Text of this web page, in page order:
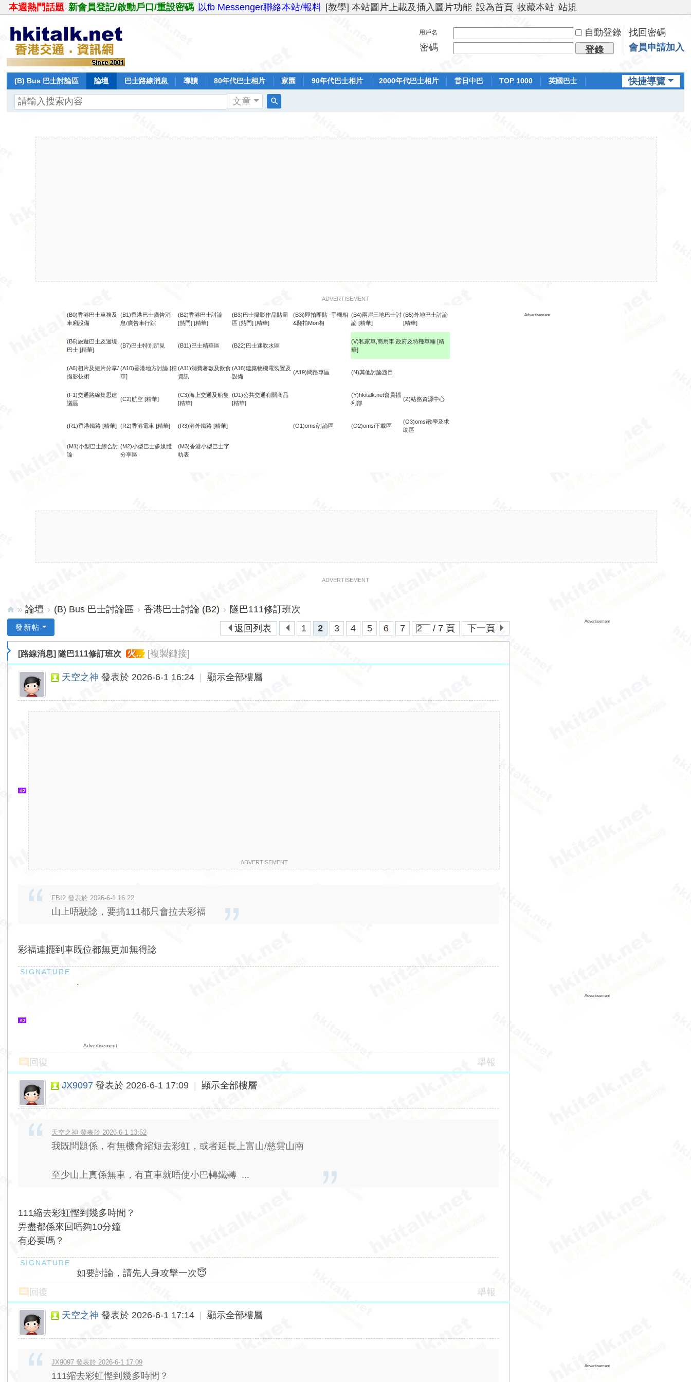
本週熱門話題 新會員登記/啟動戶口/重設密碼 以fb Messenger聯絡本站/報料 [教學] 本站圖片上載及插入圖片功能 設為首頁 收藏本站 站規
用戶名 自動登錄
找回密碼
密碼
登錄 會員申請加入
快捷導覽
(B) Bus 巴士討論區 論壇 巴士路線消息 導讀 80年代巴士相片 家園 90年代巴士相片 2000年代巴士相片 昔日中巴 TOP 1000
英國巴士
文章
ADVERTISEMENT
(B0)香港巴士車務及
車廂設備
(B1)香港巴士廣告消
息/廣告車行踪
(B2)香港巴士討論
[熱門] [精華]
(B3)巴士攝影作品貼圖
區 [熱門] [精華]
(B3i)即拍即貼 -手機相
&翻拍Mon相
(B4)兩岸三地巴士討
論 [精華]
(B5)外地巴士討論
[精華]
Advertisement
(B6)旅遊巴士及過境
巴士 [精華]
(B7)巴士特別所見 (B11)巴士精華區 (B22)巴士迷吹水區
(V)私家車,商用車,政府及特種車輛 [精
華]
(A6)相片及短片分享/
攝影技術
(A10)香港地方討論 [精
華]
(A11)消費著數及飲食
資訊
(A16)建築物機電裝置及
設備
(A19)問路專區 (N)其他討論題目
(F1)交通路線集思建
議區
(C2)航空 [精華]
(C3)海上交通及船隻
[精華]
(D1)公共交通有關商品
[精華]
(Y)hkitalk.net會員福
利部
(Z)站務資源中心
(R1)香港鐵路 [精華] (R2)香港電車 [精華] (R3)港外鐵路 [精華] (O1)omsi討論區 (O2)omsi下載區
(O3)omsi教學及求
助區
(M1)小型巴士綜合討
論
(M2)小型巴士多媒體
分享區
(M3)香港小型巴士字
軌表
ADVERTISEMENT
lk.
» 論壇 › (B) Bus 巴士討論區 › 香港巴士討論 (B2) › 隧巴111修訂班次
1
2 3 4 5 6 7 / 7 頁 下一頁
返回列表
發新帖
[路線消息] 隧巴111修訂班次 火.. [複製鏈接]
天空之神 發表於 2026-6-1 16:24 顯示全部樓層
ADVERTISEMENT
FBI2 發表於 2026-6-1 16:22
山上唔駛諗，要搞111都只會拉去彩福
彩福連擺到車既位都無更加無得諗
.
Advertisement
回復 舉報
JX9097 發表於 2026-6-1 17:09 顯示全部樓層
天空之神 發表於 2026-6-1 13:52
我既問題係，有無機會縮短去彩虹，或者延長上富山/慈雲山南
至少山上真係無車，有直車就唔使小巴轉鐵轉 ...
111縮去彩虹慳到幾多時間？
畀盡都係來回唔夠10分鐘
有必要嗎？
如要討論，請先人身攻擊一次😇
回復
舉報
天空之神 發表於 2026-6-1 17:14 顯示全部樓層
JX9097 發表於 2026-6-1 17:09
111縮去彩虹慳到幾多時間？
Advertisement
Advertisement
Advertisement